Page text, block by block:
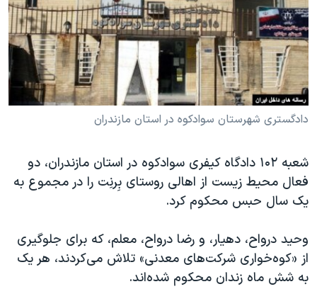
فرهنگ و زندگی
حقوق شهروندی
اقتصادی
علم و فناوری
اسرائیل در جنگ
آرشیو پخش زنده
مستندها
انتخابات ریاست جمهوری آمریکا ۲۰۲۴
حمله جمهوری اسلامی به اسرائیل
رمز مهسا
ورزش زنان در ایران
مجموعه مستندهای دادخواهی
تریبونال مردمی آبان ۹۸
چهل سال گروگان‌گیری
قانون شفافیت دارائی کادر رهبری ایران
دنبال کنید
زبانهای مختلف
دادگستری شهرستان سوادکوه در استان مازندران
شعبه ۱۰۲ دادگاه کیفری سوادکوه در استان مازندران، دو
فعال محیط زیست از اهالی روستای بِرنِت را در مجموع به
یک سال حبس محکوم کرد.
وحید درواح، دهیار، و رضا درواح، معلم، که برای جلوگیری
از «کوه‌خواری شرکت‌های معدنی» تلاش می‌کردند، هر یک
به شش ماه زندان محکوم شده‌اند.